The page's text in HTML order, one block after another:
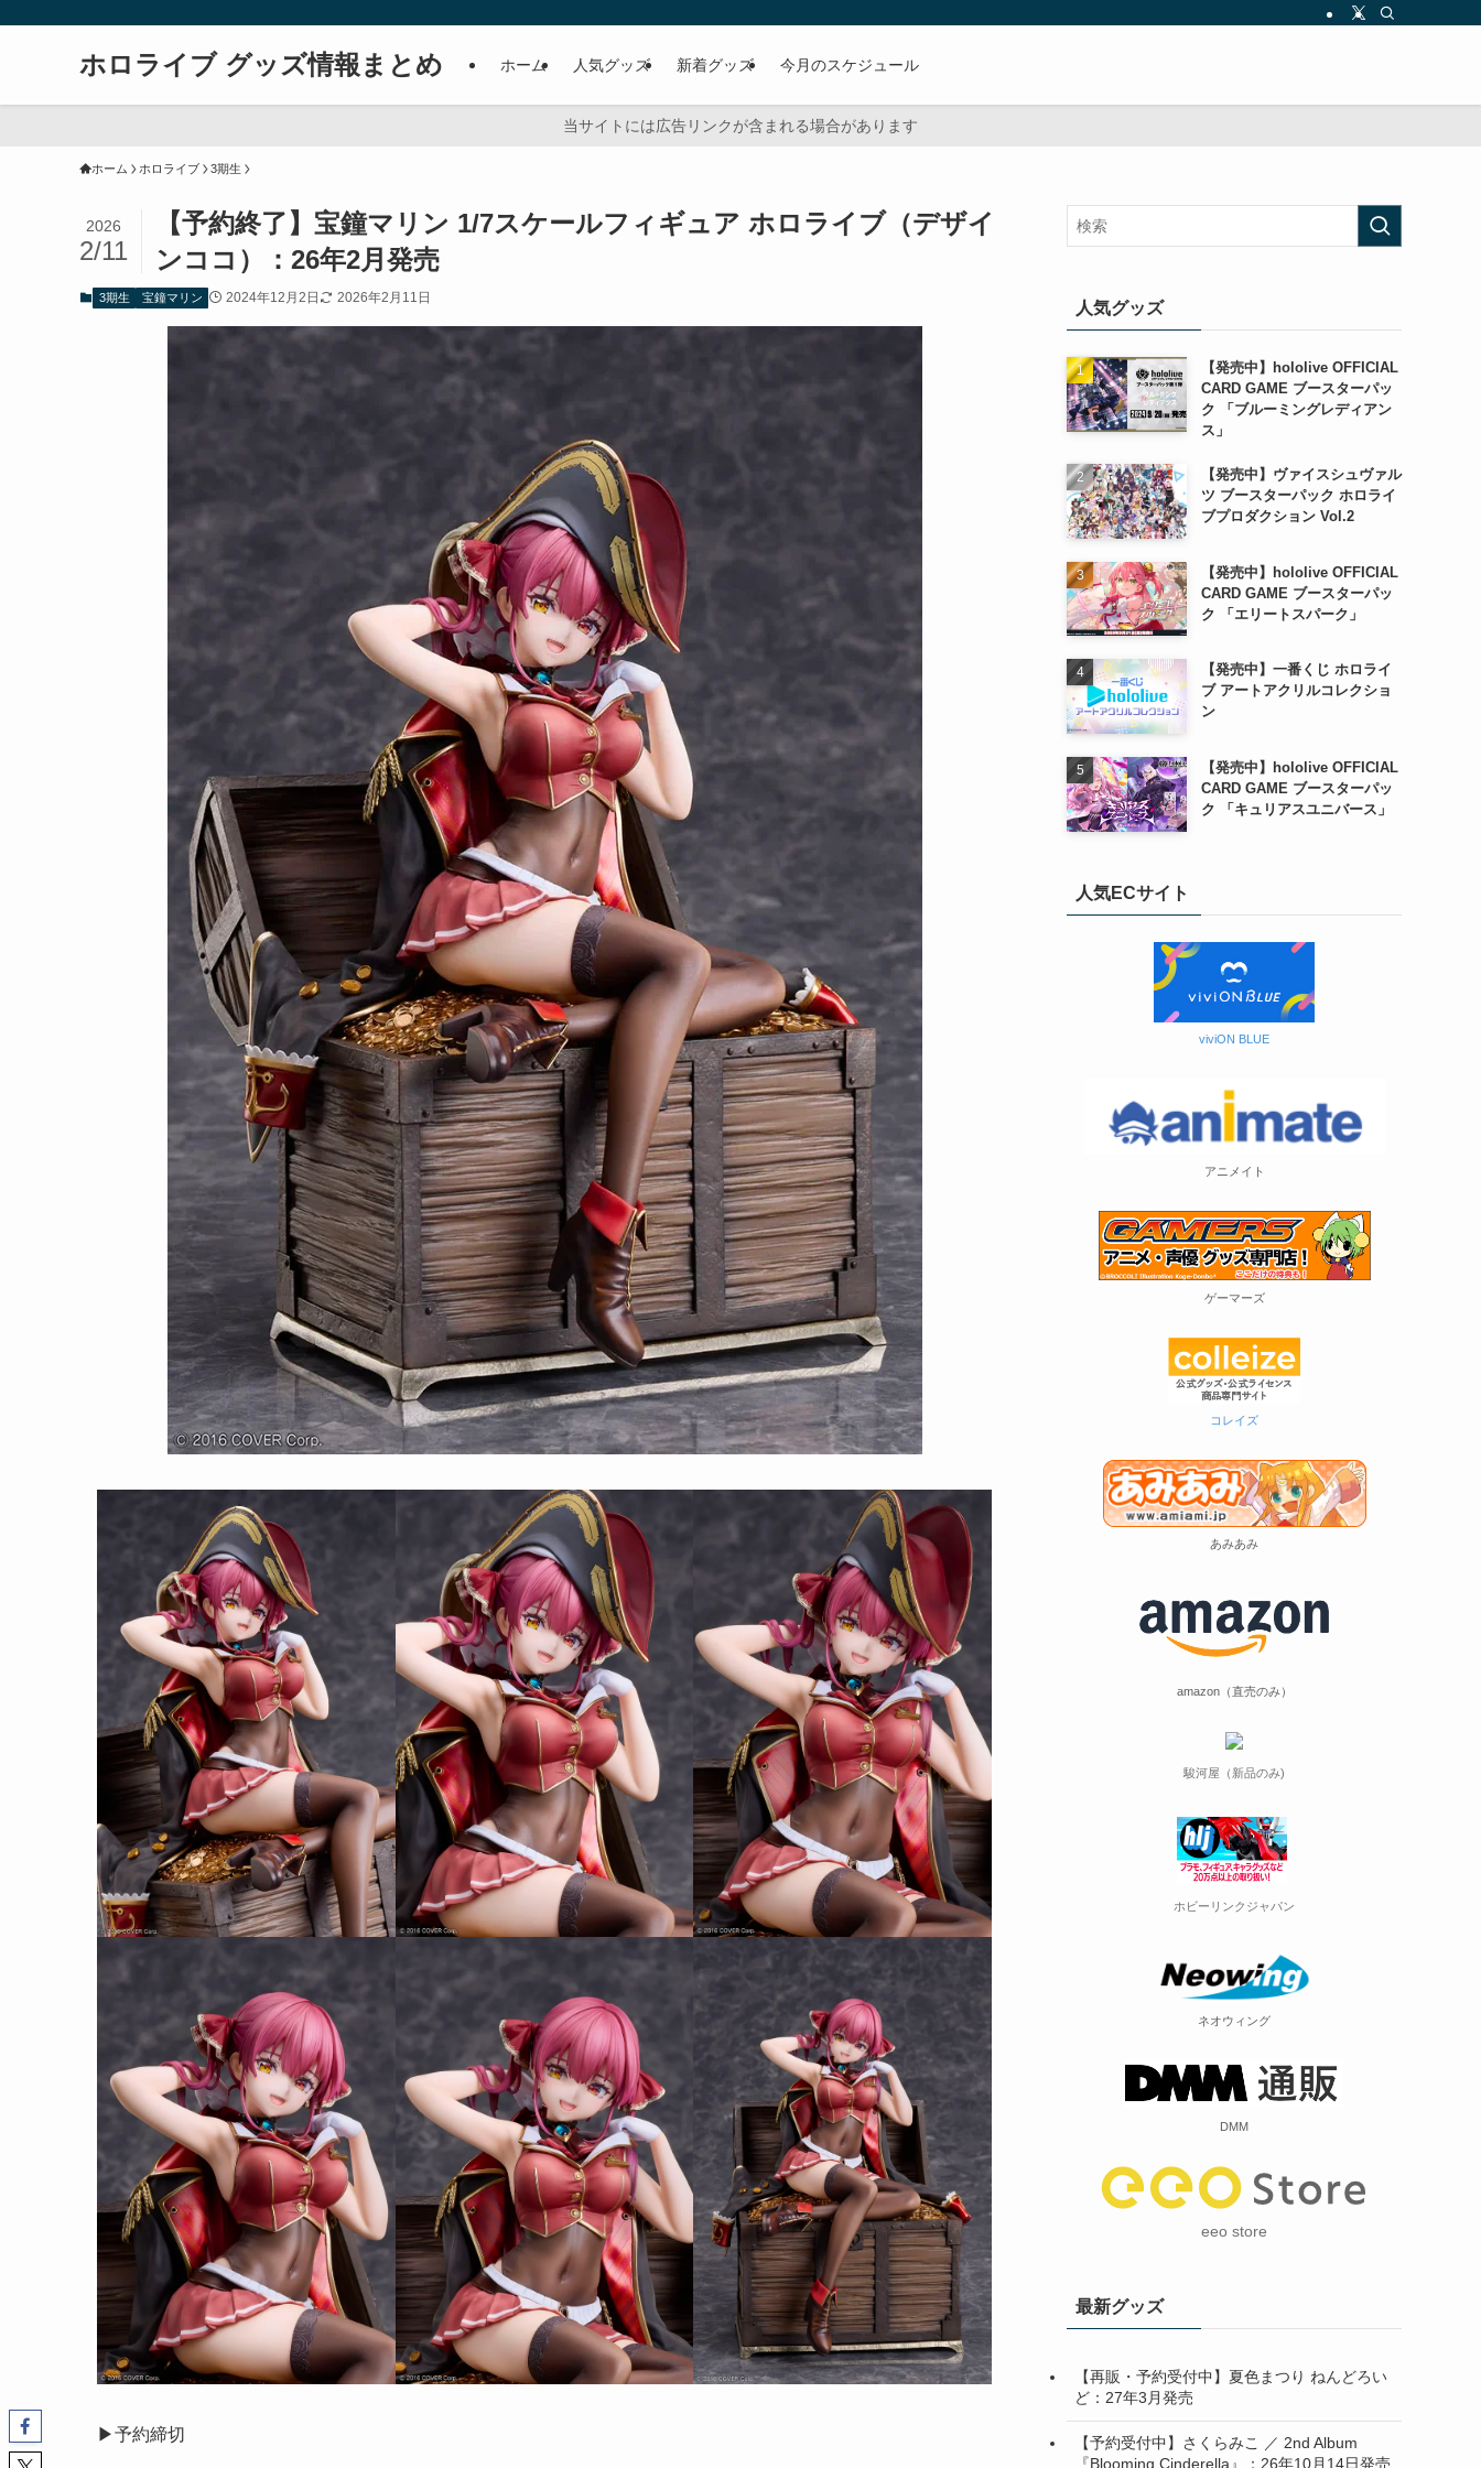
ホロライブ グッズ情報まとめ ホーム 人気グッズ 新着グッズ 今月のスケジュール
当サイトには広告リンクが含まれる場合があります
ホーム ホロライブ 3期生
【予約終了】宝鐘マリン 1/7スケールフィギュア ホロライブ（デザイ
ンココ）：26年2月発売
2026
2/11
3期生 宝鐘マリン 2024年12月2日 2026年2月11日
▶︎予約締切
人気グッズ
【発売中】hololive OFFICIAL
CARD GAME ブースターパッ
ク 「ブルーミングレディアン
ス」
【発売中】ヴァイスシュヴァル
ツ ブースターパック ホロライ
ブプロダクション Vol.2
【発売中】hololive OFFICIAL
CARD GAME ブースターパッ
ク 「エリートスパーク」
【発売中】一番くじ ホロライ
ブ アートアクリルコレクショ
ン
【発売中】hololive OFFICIAL
CARD GAME ブースターパッ
ク 「キュリアスユニバース」
人気ECサイト
viviON BLUE
アニメイト
ゲーマーズ
コレイズ
あみあみ
amazon（直売のみ）
駿河屋（新品のみ)
ホビーリンクジャパン
ネオウィング
DMM
eeo store
最新グッズ
【再販・予約受付中】夏色まつり ねんどろい
ど：27年3月発売
【予約受付中】さくらみこ ／ 2nd Album
『Blooming Cinderella』：26年10月14日発売